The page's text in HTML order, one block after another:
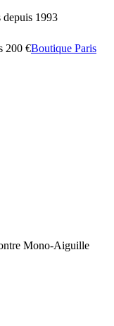
depuis 1993
200 €Boutique Paris
Mono-Aiguille